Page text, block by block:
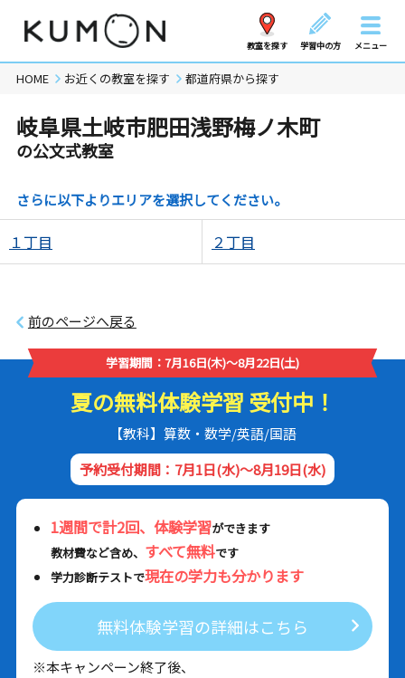
教室を探す 学習中の方 メニュー
HOME お近くの教室を探す 都道府県から探す
岐阜県土岐市肥田浅野梅ノ木町
の公文式教室
さらに以下よりエリアを選択してください。
１丁目 ２丁目
前のページへ戻る
学習期間：7月16日(木)～8月22日(土)
夏の無料体験学習 受付中！
【教科】算数・数学/英語/国語
予約受付期間：7月1日(水)～8月19日(水)
1週間で計2回、体験学習ができます
教材費など含め、 すべて無料です
学力診断テストで現在の学力も分かります
無料体験学習の詳細はこちら
※本キャンペーン終了後、